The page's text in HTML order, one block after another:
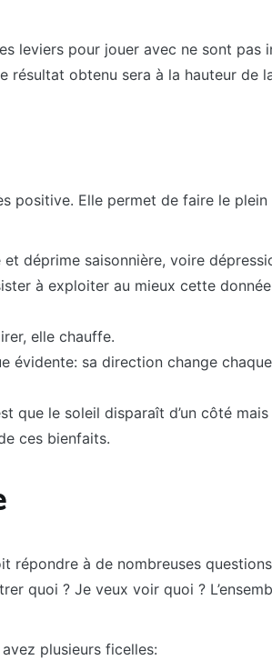
leviers pour jouer avec ne sont pas
résultat obtenu sera à la hauteur de
positive. Elle permet de faire le
déprime saisonnière, voire
à exploiter au mieux cette
elle chauffe.
évidente: sa direction change
que le soleil disparaît d’un côté
ces bienfaits.
répondre à de nombreuses
quoi ? Je veux voir quoi ?
plusieurs ficelles: